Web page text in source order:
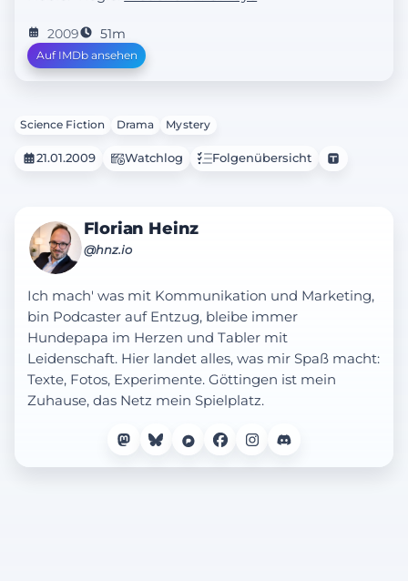
eine Spur, die Mitchell Loeb mit ihrer
Entführung und dem Mord in Verbindung
bringt. Das Team kann ihn ergreifen und
In der Zwischenzeit führt Sanford Harris, ein
Überprüfung der Fringe-Abteilung durch.
2009 51m
Auf IMDb ansehen
Science Fiction Drama Mystery
21.01.2009 Watchlog Folgenübersicht
Florian Heinz
@hnz.io
Ich mach' was mit Kommunikation und Marketing,
bin Podcaster auf Entzug, bleibe immer
Hundepapa im Herzen und Tabler mit
Leidenschaft. Hier landet alles, was mir Spaß macht:
Texte, Fotos, Experimente. Göttingen ist mein
Zuhause, das Netz mein Spielplatz.